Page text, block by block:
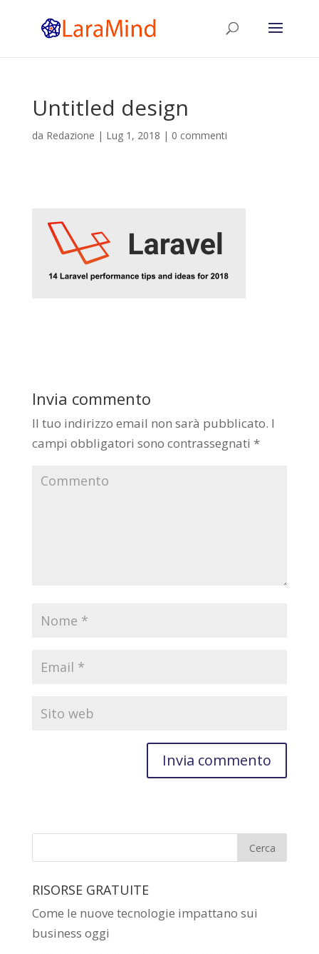
Untitled design
da Redazione | Lug 1, 2018 | 0 commenti
Invia commento
Il tuo indirizzo email non sarà pubblicato. I
campi obbligatori sono contrassegnati *
RISORSE GRATUITE
Come le nuove tecnologie impattano sui
business oggi